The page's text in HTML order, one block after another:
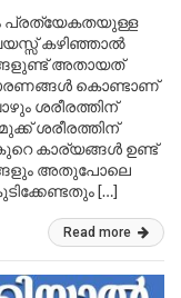
പ്രത്യേകതയുള്ള
കഴിഞ്ഞാൽ
അതായത്
കൊണ്ടാണ്
ശരീരത്തിന്
ശരീരത്തിന്
കാര്യങ്ങൾ ഉണ്ട്
അതുപോലെ
[…]
Read more